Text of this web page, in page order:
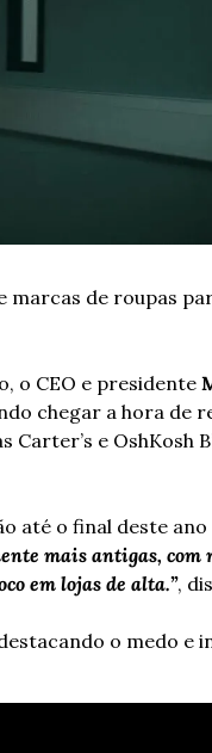
de roupas
o CEO e presidente
chegar a hora de
e OshKosh
até o final deste ano
mais antigas, com
em lojas de alta.”,
o medo e